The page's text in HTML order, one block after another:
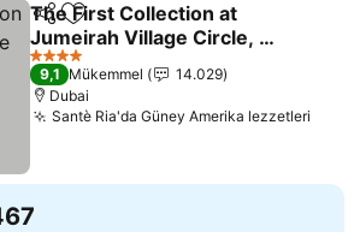
PaylaşFavorilerime ekle
The First Collection at
Jumeirah Village Circle, a
Tribute Portfolio Hotel
4 Yıldız
9,1 Mükemmel
14.029
Dubai
Santè Ria'da Güney Amerika lezzetleri